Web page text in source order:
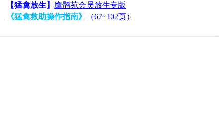
【猛禽放生】 鹰鹘苑会员放生专版
《猛禽救助操作指南》
（67~102页）